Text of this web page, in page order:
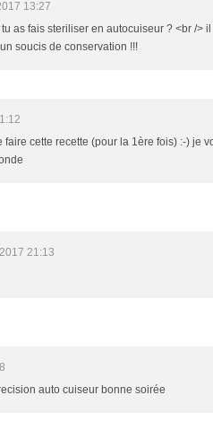
13:27
tu as fais steriliser en autocuiseur ? <br />
soucis de conservation !!!
faire cette recette (pour la 1ère fois) :-) je
21:13
auto cuiseur bonne soirée